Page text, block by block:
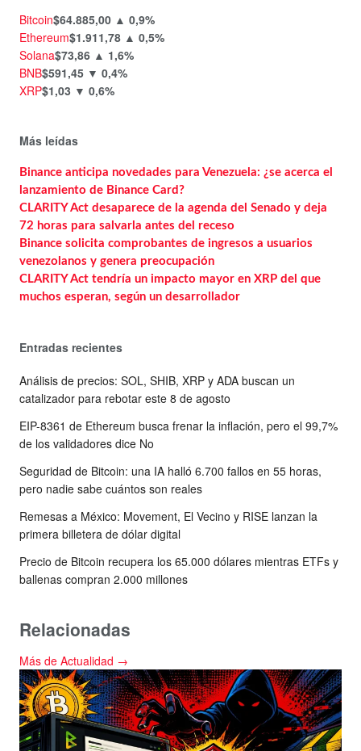
Bitcoin$64.885,00 ▲ 0,9%
Ethereum$1.911,78 ▲ 0,5%
Solana$73,86 ▲ 1,6%
BNB$591,45 ▼ 0,4%
XRP$1,03 ▼ 0,6%
Más leídas
Binance anticipa novedades para Venezuela: ¿se acerca el
lanzamiento de Binance Card?
CLARITY Act desaparece de la agenda del Senado y deja
72 horas para salvarla antes del receso
Binance solicita comprobantes de ingresos a usuarios
venezolanos y genera preocupación
CLARITY Act tendría un impacto mayor en XRP del que
muchos esperan, según un desarrollador
Entradas recientes
Análisis de precios: SOL, SHIB, XRP y ADA buscan un
catalizador para rebotar este 8 de agosto
EIP-8361 de Ethereum busca frenar la inflación, pero el 99,7%
de los validadores dice No
Seguridad de Bitcoin: una IA halló 6.700 fallos en 55 horas,
pero nadie sabe cuántos son reales
Remesas a México: Movement, El Vecino y RISE lanzan la
primera billetera de dólar digital
Precio de Bitcoin recupera los 65.000 dólares mientras ETFs y
ballenas compran 2.000 millones
Relacionadas
Más de Actualidad →